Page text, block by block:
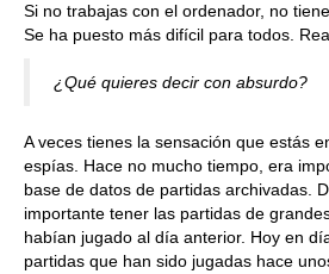
Si no trabajas con el ordenador, no
Se ha puesto más difícil para todos.
¿Qué quieres decir con absurdo?
A veces tienes la sensación que estás
espías. Hace no mucho tiempo, era
base de datos de partidas archivadas.
importante tener las partidas de
habían jugado al día anterior. Hoy en
partidas que han sido jugadas hace